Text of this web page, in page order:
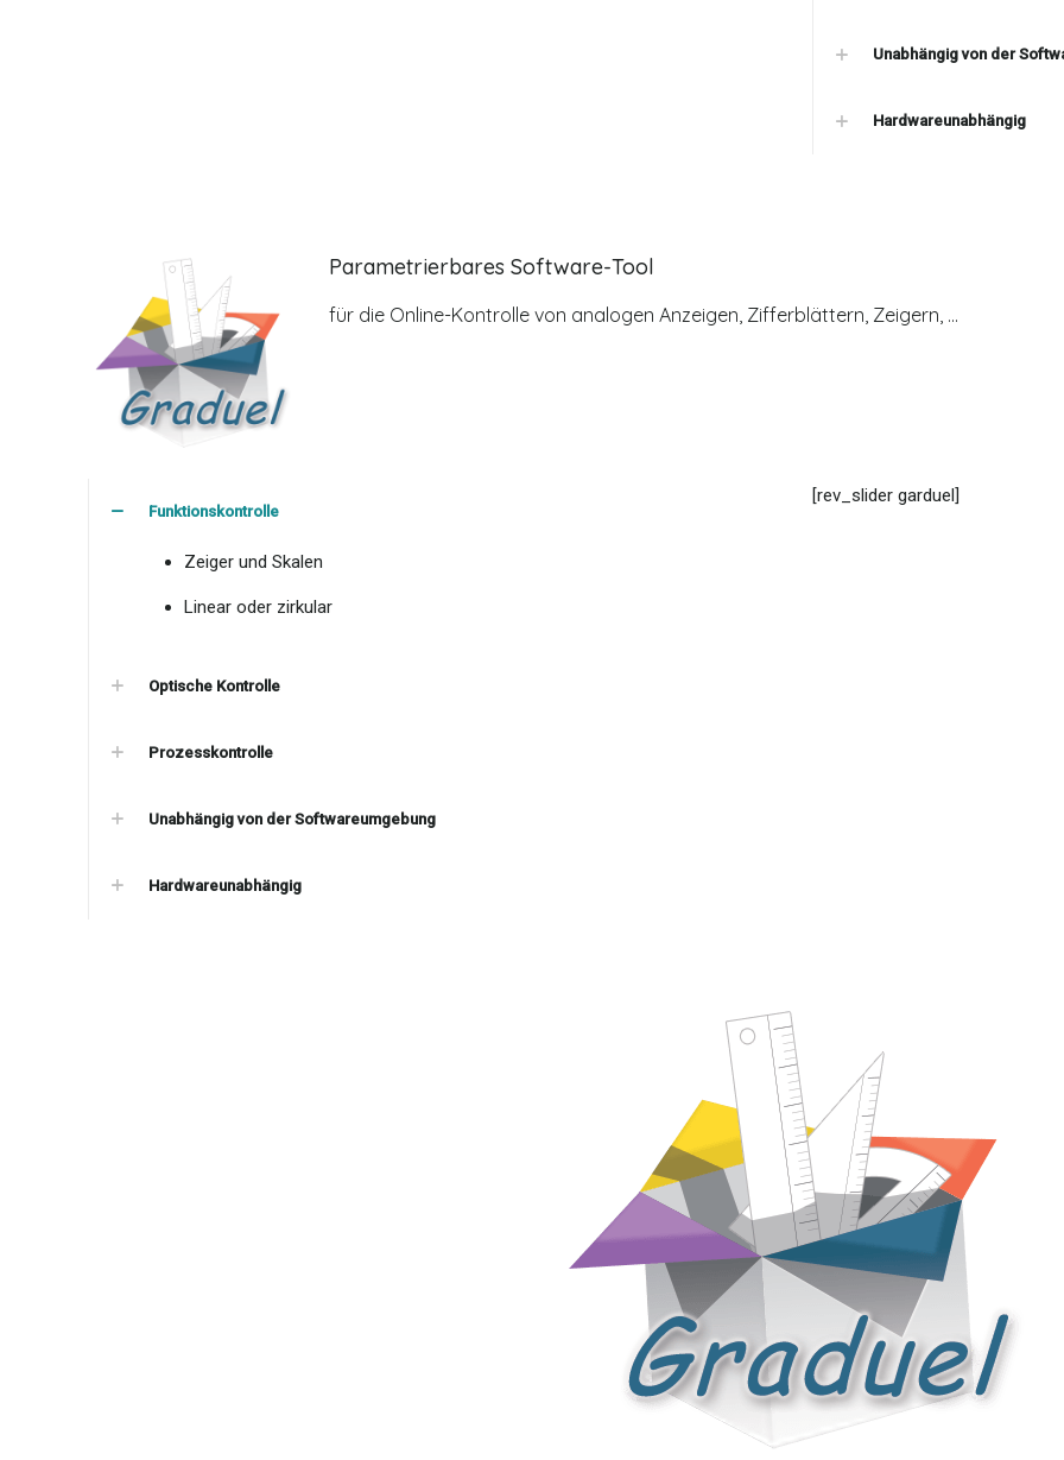
Unabhängig von der
Hardwareunabhängig
Parametrierbares Software-Tool
für die Online-Kontrolle von analogen Anzeigen, Zifferblättern, Zeigern, ...
Funktionskontrolle
Zeiger und Skalen
Linear oder zirkular
Optische Kontrolle
Prozesskontrolle
Unabhängig von der Softwareumgebung
Hardwareunabhängig
[rev_slider garduel]